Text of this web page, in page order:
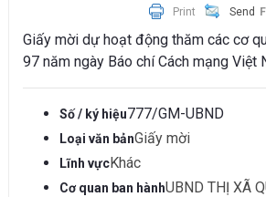
Print
Send
Giấy mời dự hoạt động thăm các cơ
97 năm ngày Báo chí Cách mạng Việt
Số / ký hiệu777/GM-UBND
Loại văn bảnGiấy mời
Lĩnh vựcKhác
Cơ quan ban hànhUBND THỊ XÃ